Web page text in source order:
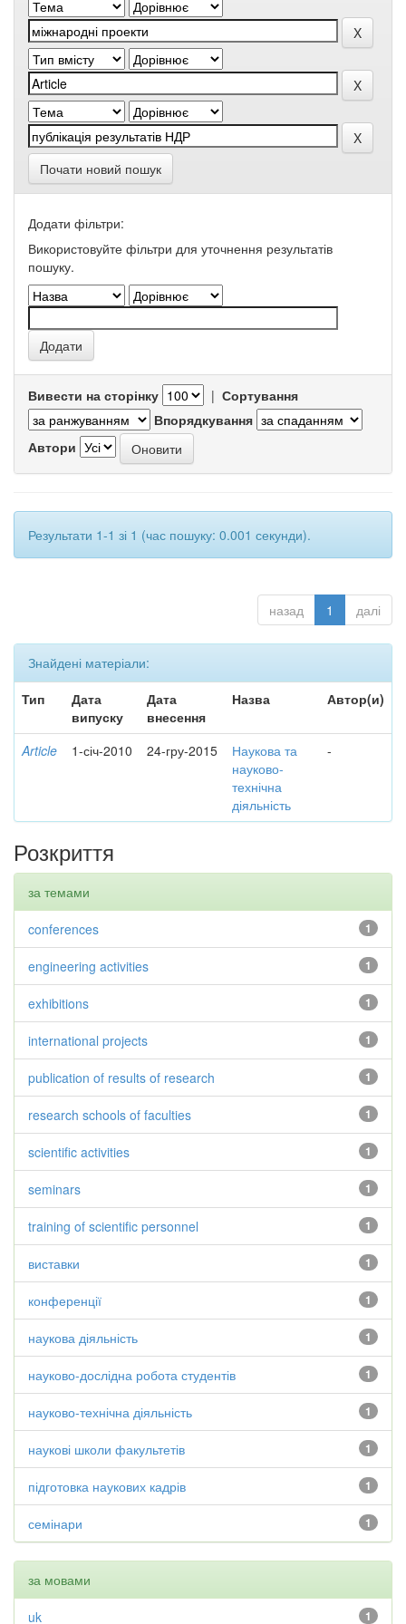
Почати новий пошук
Додати фільтри:
Використовуйте фільтри для уточнення результатів
пошуку.
Вивести на сторінку | Сортування
Впорядкування
Автори
Результати 1-1 зі 1 (час пошуку: 0.001 секунди).
назад 1 далі
Знайдені матеріали:
Тип
Дата
випуску
Дата
внесення
Назва Автор(и)
Article 1-січ-2010 24-гру-2015
Наукова та
науково-
технічна
діяльність
-
Розкриття
за темами
1
conferences
1
engineering activities
1
exhibitions
1
international projects
1
publication of results of research
1
research schools of faculties
1
scientific activities
1
seminars
1
training of scientific personnel
1
виставки
1
конференції
1
наукова діяльність
1
науково-дослідна робота студентів
1
науково-технічна діяльність
1
наукові школи факультетів
1
підготовка наукових кадрів
1
семінари
за мовами
1
uk